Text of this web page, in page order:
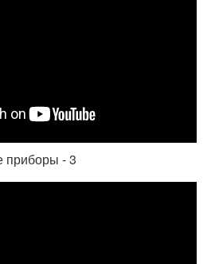
приборы - 3